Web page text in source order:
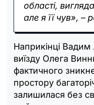
області,
але я її чув», –
Наприкінці
виїзду Олега
фактичного
простору
залишилася без